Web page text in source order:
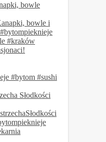
bowle
Słodkości